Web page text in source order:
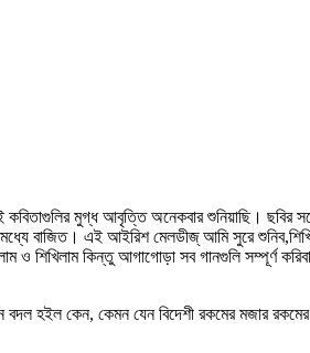
মুগ্ধ আবৃত্তি অনেকবার শুনিয়াছি। ছবির
বাজিত। এই আইরিশ মেলডীজ্‌ আমি সুরে
ও শিখিলাম কিন্তু আগাগোড়া সব গানগুলি সম্পূর্ণ
হইল কেন, কেমন যেন বিদেশী রকমের মজার